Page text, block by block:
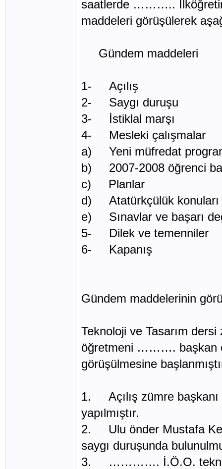
saatlerde ……….. İlköğretim
maddeleri görüşülerek
Gündem maddeleri
1- Açılış
2- Saygı duruşu
3- İstiklal marşı
4- Mesleki çalışmalar
a) Yeni müfredat
b) 2007-2008 öğrenci
c) Planlar
d) Atatürkçülük konuları
e) Sınavlar ve başarı
5- Dilek ve temenniler
6- Kapanış
Gündem maddelerinin
Teknoloji ve Tasarım
öğretmeni ………. başkan
görüşülmesine
1. Açılış zümre
yapılmıştır.
2. Ulu önder Mustafa
saygı duruşunda
3. …………. İ.Ö.O.